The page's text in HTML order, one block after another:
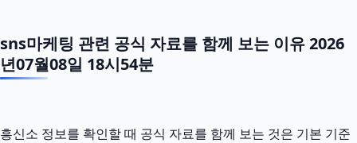
sns마케팅 관련 공식 자료를 함께 보는 이유 2026
년07월08일 18시54분
흥신소 정보를 확인할 때 공식 자료를 함께 보는 것은 기본 기준